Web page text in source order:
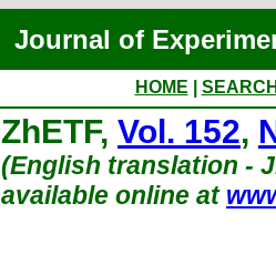
Journal of
HOME
ZhETF, Vol. 152,
(English translation -
available online at